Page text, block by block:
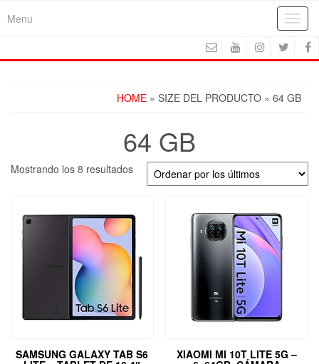
Menu
HOME » SIZE DEL PRODUCTO » 64 GB
64 GB
Mostrando los 8 resultadosOrdenado
por
últimos
SAMSUNG GALAXY TAB S6 XIAOMI MI 10T LITE 5G –